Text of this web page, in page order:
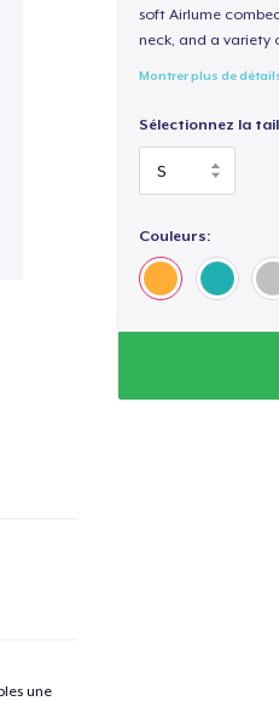
soft Airlume
neck, and a variety
Montrer plus de
Sélectionnez la
Couleurs:
une